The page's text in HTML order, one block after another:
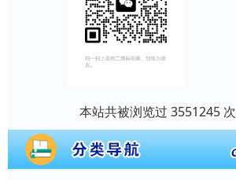
本站共被浏览过 3551245 次